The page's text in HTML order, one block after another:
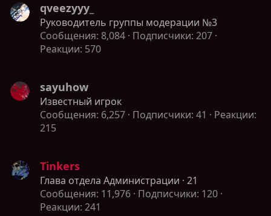
qveezyyy_
Руководитель группы модерации №3
Сообщения 8,084 Подписчики 207
Реакции 570
sayuhow
Известный игрок
Сообщения 6,257 Подписчики 41
Реакции
215
Tinkers
Глава отдела Администрации · 21
Сообщения 11,976 Подписчики 120
Реакции 241